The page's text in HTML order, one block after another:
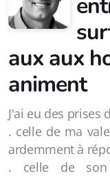
aux aux
animent
J'ai eu des prises
. celle de ma
ardemment à
. celle de son